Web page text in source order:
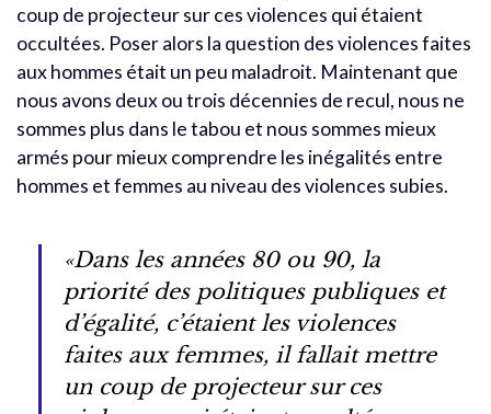
coup de projecteur sur ces violences qui étaient
occultées. Poser alors la question des violences faites
aux hommes était un peu maladroit. Maintenant que
nous avons deux ou trois décennies de recul, nous ne
sommes plus dans le tabou et nous sommes mieux
armés pour mieux comprendre les inégalités entre
hommes et femmes au niveau des violences subies.
«Dans les années 80 ou 90, la
priorité des politiques publiques et
d’égalité, c’étaient les violences
faites aux femmes, il fallait mettre
un coup de projecteur sur ces